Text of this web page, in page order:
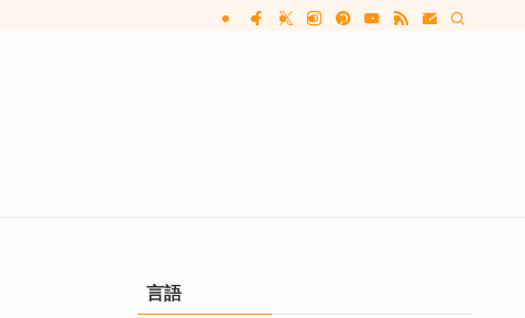
言語